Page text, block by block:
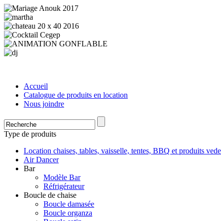
Accueil
Catalogue de produits en location
Nous joindre
Type de produits
Location chaises, tables, vaisselle, tentes, BBQ et produits
Air Dancer
Bar
Modèle Bar
Réfrigérateur
Boucle de chaise
Boucle damasée
Boucle organza